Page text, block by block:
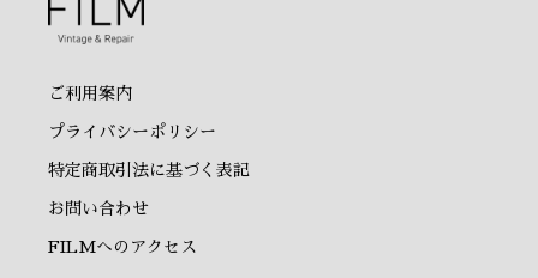
ご利用案内
プライバシーポリシー
特定商取引法に基づく表記
お問い合わせ
FILMへのアクセス